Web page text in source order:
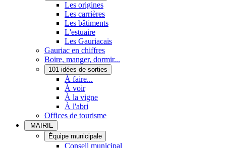
Les origines
Les carrières
Les bâtiments
L'estuaire
Les Gauriacais
Gauriac en chiffres
Boire, manger, dormir...
101 idées de sorties
À faire...
À voir
À la vigne
À l'abri
Offices de tourisme
MAIRIE
Équipe municipale
Conseil municipal